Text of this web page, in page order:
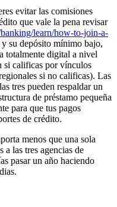
evitar las comisiones
que vale la pena revisar
learn/how-to-join-a-
su depósito mínimo bajo,
totalmente digital a nivel
calificas por vínculos
si no calificas). Las
tres pueden respaldar un
de préstamo pequeña
para que tus pagos
de crédito.
menos que una sola
a las tres agencias de
pasar un año haciendo